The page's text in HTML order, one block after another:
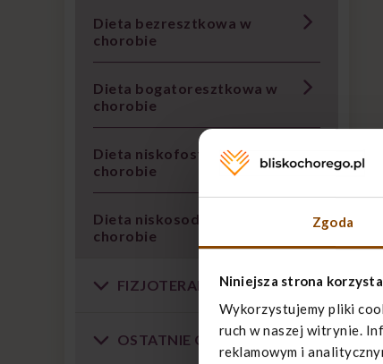
Zgoda
Niniejsza strona
Wykorzystujemy pliki
ruch w naszej witrynie.
reklamowym i
Dieta bezresztkowa w
chorobie
Dieta bogatoresztkowa w
chorobie
Dieta niskofosforanowa w
chorobie
Dieta niskosodowa w
chorobie
FIZJOTERAPIA CHOREGO
OSTATNIE GODZINY ŻYCIA